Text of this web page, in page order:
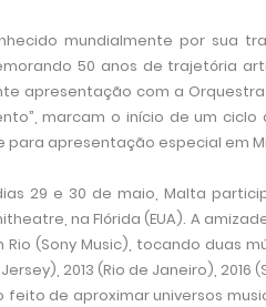
mundialmente por sua
50 anos de trajetória
apresentação com a Orquestra
marcam o início de um
para apresentação especial em
29 e 30 de maio, Malta
na Flórida (EUA). A
Rio (Sony Music), tocando duas
2013 (Rio de Janeiro),
feito de aproximar universos